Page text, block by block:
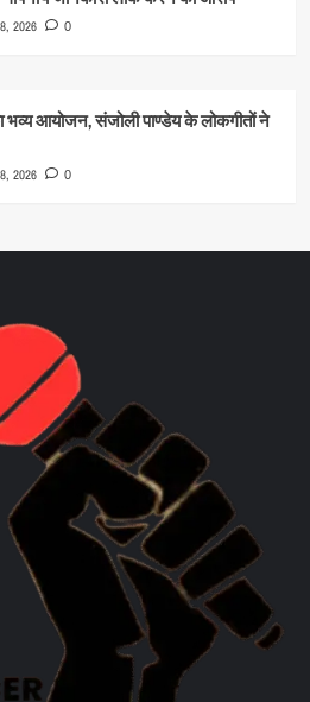
2026 0
आयोजन, संजोली पाण्डेय के लोकगीतों ने
2026 0